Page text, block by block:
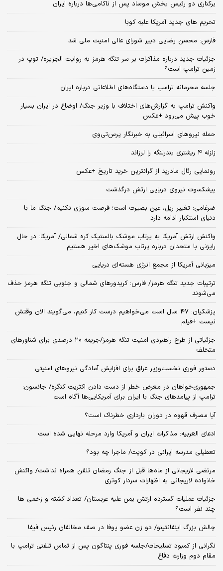
برکناری دو رئیس بخش موساد پس از ناکامی‌ها درباره ایران
تحریم های جدید آمریکا علیه کوبا
فارس: محسن رضایی دبیر شورای عالی امنیت ملی شد
جزئیات جدید درباره مذاکرات بر سر تنگه هرمز به روایت الجزیره/ توپ در
زمین ترامپ است؟
جلسه محرمانه ترامپ با دستگاه‌های اطلاعاتی درباره ایران
واکنش ترامپ به گزارش‌های اختلاف با وزیر جنگ/ اوضاع در ایران بسیار
خوب پیش می‌رود +عکس
حمله نیروهای اسرائیلی به خبرنگار پرس‌تی‌وی
زلزله ۴ ریشتری بندرلنگه را لرزاند
رونمایی رئال مادرید از گرانترین خرید تاریخ +عکس
پیشکسوت نیروی دریایی ارتش درگذشت
ضرغامی: تغییر ریل، عین بصیرت است؛ فرصت سوزی نکنیم/ جنگ ما با
دنیای استکبار ادامه دارد
واکنش ارتش آمریکا به پرتاب موشک بالستیک کره شمالی/ آمریکا: در حال
رایزنی با متحدان درباره پرتاب موشک‌های اخیر هستیم
میزبانی آمریکا از مجمع انرژی هسته‌ای دریایی
ترتیبات جدید تنگه هرمز/ فارس: کریدورهای شمالی و جنوبی تنگه هرمز حذف
می‌شوند
پزشکیان: ۴۷ سال است می‌خواهیم درست کار کنیم، می‌گویند الان وقتش
نیست +فیلم
جزئیاتی از طرح راهبردی امنیت تنگه هرمز/جریمه ۲۰ درصدی برای شناورهای
متخلف
دستور فوری نخست‌وزیر عراق برای افزایش آمادگی نیروهای امنیتی
جمهوری‌خواهان در معرض خطر از دست دادن اکثریت کنگره/ جانسون:
ترامپ از پیامدهای جنگ با ایران برای آمریکایی‌ها آگاه است
آیا مصرف قهوه در دوران بارداری خطرناک است؟
ادعای العربیه: مذاکرات ایران و آمریکا وارد مرحله نهایی شده است
تعطیلی مدرسه ایرانی در کویت/ ماجرا چه بود؟
مرتضی لاریجانی از ماه‌ها قبل از جنگ رمضان تلفن همراه نداشت/ واکنش
خانواده لاریجانی به اظهارات سردار کوثری
جزئیات عملیات گسترده ارتش یمن علیه عربستان/ تعداد کشته و زخمی ها
چند نفر است؟
چالش بزرگ اینفانتینو/ دو زن عضو یوفا در صف مخالفان رئیس فیفا
نگرانی از کمبود تسلیحات/جلسه فوری پنتاگون پس از تماس تلفنی ترامپ با
مقام دوم وزارت دفاع